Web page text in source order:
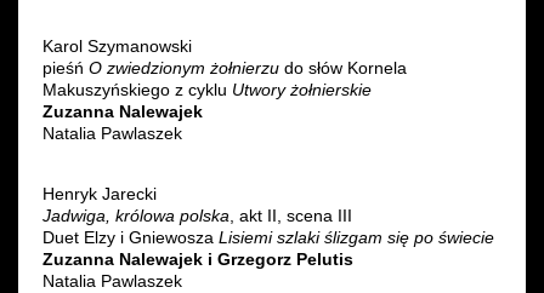
Karol Szymanowski
pieśń O zwiedzionym żołnierzu do słów Kornela
Makuszyńskiego z cyklu Utwory żołnierskie
Zuzanna Nalewajek
Natalia Pawlaszek
Henryk Jarecki
Jadwiga, królowa polska, akt II, scena III
Duet Elzy i Gniewosza Lisiemi szlaki ślizgam się po świecie
Zuzanna Nalewajek i Grzegorz Pelutis
Natalia Pawlaszek